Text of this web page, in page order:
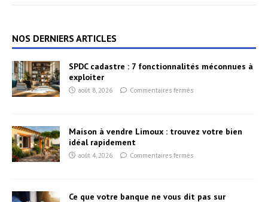
NOS DERNIERS ARTICLES
SPDC cadastre : 7 fonctionnalités méconnues à
exploiter
août 8, 2026 Commentaires fermés
Maison à vendre Limoux : trouvez votre bien
idéal rapidement
août 4, 2026 Commentaires fermés
Ce que votre banque ne vous dit pas sur